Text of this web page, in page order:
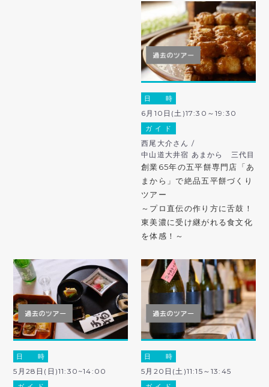
日 時
6月10日(土)17:30～19:30
ガ イ ド
西尾大介さん /
中山道大井宿 あまから 三代目
創業65年の五平餅専門店「あ
まから」で絶品五平餅づくり
ツアー
～プロ直伝の作り方に舌鼓！
東美濃に受け継がれる食文化
を体感！～
日 時
5月28日(日)11:30~14:00
日 時
5月20日(土)11:15～13:45